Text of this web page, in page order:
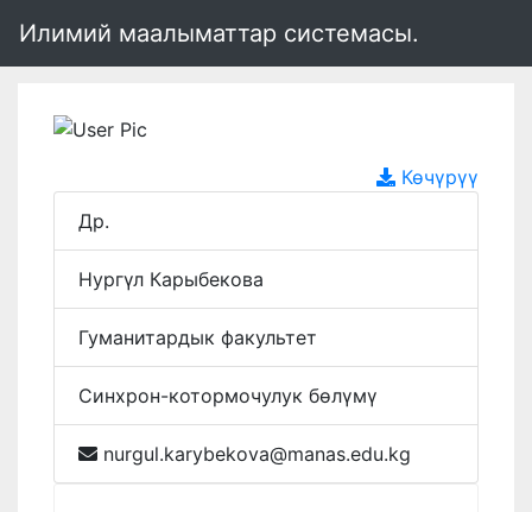
Илимий маалыматтар системасы.
Көчүрүү
Др.
Нургүл Карыбекова
Гуманитардык факультет
Синхрон-котормочулук бөлүмү
nurgul.karybekova@manas.edu.kg